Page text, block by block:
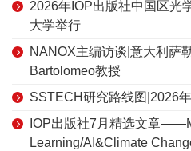
2026年IOP出版社中国区光
大学举行
NANOX主编访谈|意大利萨
Bartolomeo教授
SSTECH研究路线图|2026
IOP出版社7月精选文章
Learning/AI&Climate